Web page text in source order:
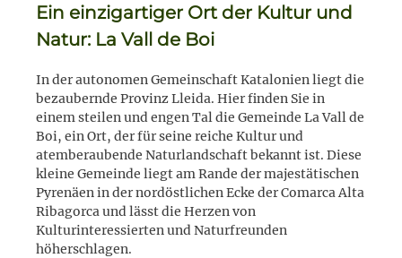
Ein einzigartiger Ort der Kultur und
Natur: La Vall de Boi
In der autonomen Gemeinschaft Katalonien liegt die
bezaubernde Provinz Lleida. Hier finden Sie in
einem steilen und engen Tal die Gemeinde La Vall de
Boi, ein Ort, der für seine reiche Kultur und
atemberaubende Naturlandschaft bekannt ist. Diese
kleine Gemeinde liegt am Rande der majestätischen
Pyrenäen in der nordöstlichen Ecke der Comarca Alta
Ribagorca und lässt die Herzen von
Kulturinteressierten und Naturfreunden
höherschlagen.